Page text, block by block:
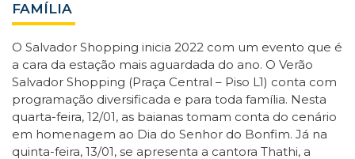
FAMÍLIA
O Salvador Shopping inicia 2022 com um evento que é
a cara da estação mais aguardada do ano. O Verão
Salvador Shopping (Praça Central – Piso L1) conta com
programação diversificada e para toda família. Nesta
quarta-feira, 12/01, as baianas tomam conta do cenário
em homenagem ao Dia do Senhor do Bonfim. Já na
quinta-feira, 13/01, se apresenta a cantora Thathi, a